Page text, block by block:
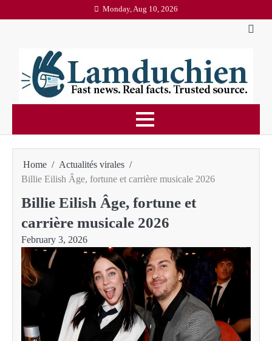
to
Monday, Aug 10, 2026
Home
Actualités virales
Billie Eilish Âge, fortune et carrière musicale 2026
Billie Eilish Âge, fortune et
carrière musicale 2026
February 3, 2026